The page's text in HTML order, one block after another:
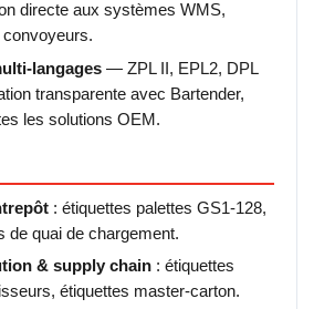
directe aux systèmes WMS,
langages — ZPL II, EPL2, DPL
transparente avec Bartender,
les solutions OEM.
: étiquettes palettes GS1-128,
de quai de chargement.
& supply chain : étiquettes
étiquettes master-carton.